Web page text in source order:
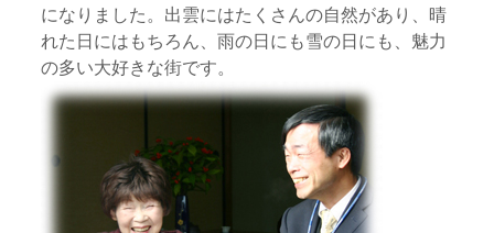
になりました。出雲にはたくさんの自然があり、晴
れた日にはもちろん、雨の日にも雪の日にも、魅力
の多い大好きな街です。